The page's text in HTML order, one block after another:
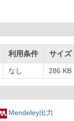
利用条件 サイズ
なし 286 KB
Mendeley出力